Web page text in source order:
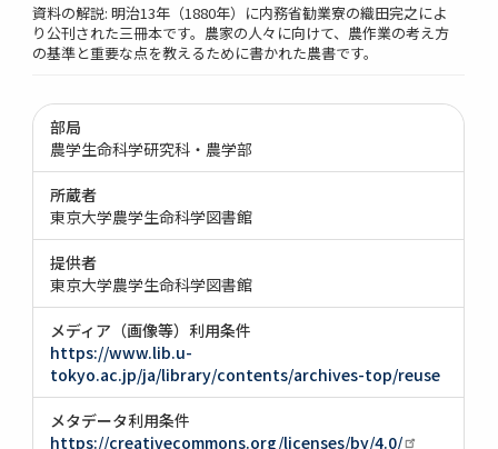
資料の解説: 明治13年（1880年）に内務省勧業寮の織田完之によ
り公刊された三冊本です。農家の人々に向けて、農作業の考え方
の基準と重要な点を教えるために書かれた農書です。
部局
農学生命科学研究科・農学部
所蔵者
東京大学農学生命科学図書館
提供者
東京大学農学生命科学図書館
メディア（画像等）利用条件
https://www.lib.u-
tokyo.ac.jp/ja/library/contents/archives-top/reuse
メタデータ利用条件
https://creativecommons.org/licenses/by/4.0/